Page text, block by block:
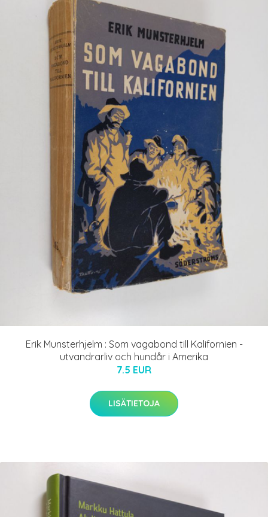
Erik Munsterhjelm : Som vagabond till Kalifornien -
utvandrarliv och hundår i Amerika
7.5 EUR
LISÄTIETOJA